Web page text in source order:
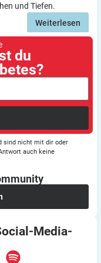
und Tiefen.
Weiterlesen
du
sind nicht mit dir oder
auch keine
Media-